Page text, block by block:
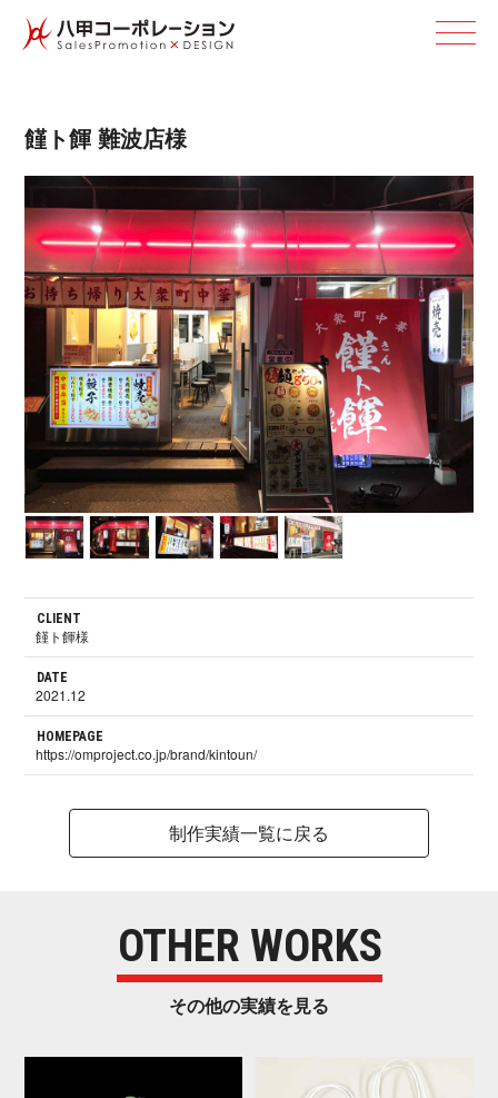
饉ト餫 難 波 店 様
CLIENT
饉ト餫様
DATE
2021.12
HOMEPAGE
https://omproject.co.jp/brand/kintoun/
制作実績一覧に戻る
OTHER WORKS
その他の実 績 を 見 る